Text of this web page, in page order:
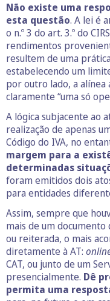
Não existe uma
esta questão. A lei é
o n.º 3 do art. 3.º do
rendimentos
resultem de uma
estabelecendo um
por outro lado, a alínea
claramente “uma só
A lógica subjacente ao
realização de apenas
Código do IVA, no
margem para a
determinadas
foram emitidos dois
para entidades
Assim, sempre que
mais de um
ou reiterada, o mais
diretamente à AT:
CAT, ou junto de um
presencialmente. Dê
permita uma